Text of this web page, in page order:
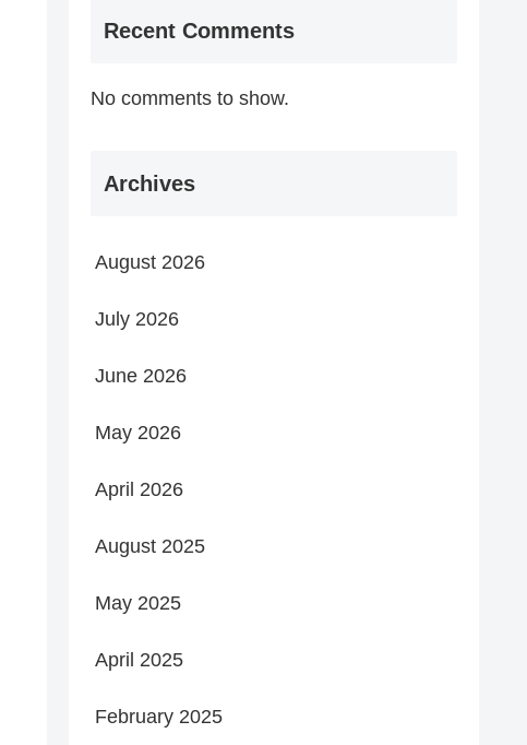
Recent Comments
No comments to show.
Archives
August 2026
July 2026
June 2026
May 2026
April 2026
August 2025
May 2025
April 2025
February 2025